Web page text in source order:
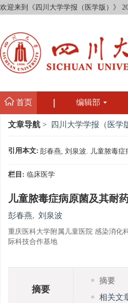
欢迎来到《四川大学学报（医学版）》
首页 编辑部
文章导航 > 四川大学学报（医学
引用本文:彭春燕, 刘泉波. 儿童脓毒症
栏目: 临床医学
儿童脓毒症病原菌及其耐
彭春燕, 刘泉波
重庆医科大学附属儿童医院 感染消化
际科技合作基地
摘要
摘要
相关文